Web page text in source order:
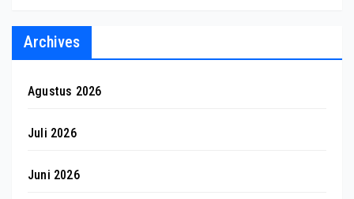
Archives
Agustus 2026
Juli 2026
Juni 2026